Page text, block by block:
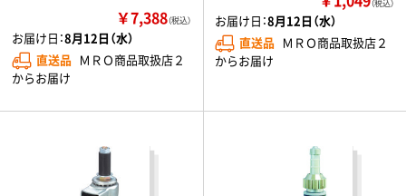
￥7,388（税込）
お届け日：8月12日（水）
直送品 ＭＲＯ商品取扱店２
からお届け
（税込）
お届け日：8月12日（水）
直送品 ＭＲＯ商品取扱店２
からお届け